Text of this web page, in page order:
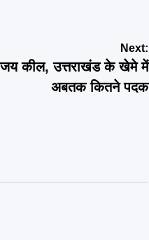
Next:
कील, उत्तराखंड के खेमे में
अबतक कितने पदक